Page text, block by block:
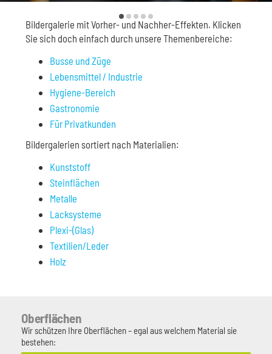
Bildergalerie mit Vorher- und Nachher-Effekten. Klicken
Sie sich doch einfach durch unsere Themenbereiche:
Busse und Züge
Lebensmittel / Industrie
Hygiene-Bereich
Gastronomie
Für Privatkunden
Bildergalerien sortiert nach Materialien:
Kunststoff
Steinflächen
Metalle
Lacksysteme
Plexi-(Glas)
Textilien/Leder
Holz
Oberflächen
Wir schützen Ihre Oberflächen – egal aus welchem Material sie
bestehen: